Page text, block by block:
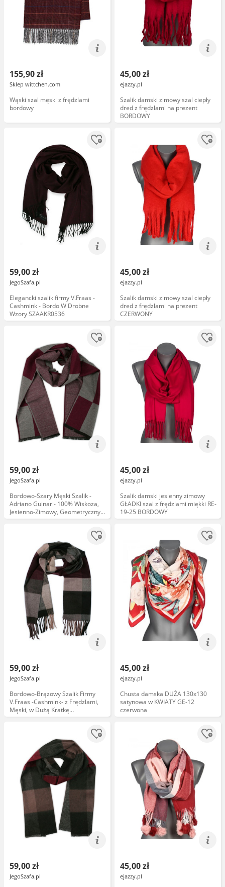
155,90 zł
Sklep wittchen.com
Wąski szal męski z frędzlami
bordowy
45,00 zł
ejazzy.pl
Szalik damski zimowy szal ciepły
dred z frędzlami na prezent
BORDOWY
59,00 zł
JegoSzafa.pl
Elegancki szalik firmy V.Fraas -
Cashmink - Bordo W Drobne
Wzory SZAAKR0536
45,00 zł
ejazzy.pl
Szalik damski zimowy szal ciepły
dred z frędzlami na prezent
CZERWONY
59,00 zł
JegoSzafa.pl
Bordowo-Szary Męski Szalik -
Adriano Guinari- 100% Wiskoza,
Jesienno-Zimowy, Geometryczny
SZAADG0095
45,00 zł
ejazzy.pl
Szalik damski jesienny zimowy
GŁADKI szal z frędzlami miękki RE-
19-25 BORDOWY
59,00 zł
JegoSzafa.pl
Bordowo-Brązowy Szalik Firmy
V.Fraas -Cashmink- z Frędzlami,
Męski, w Dużą Kratkę
SZAAKR0737
45,00 zł
ejazzy.pl
Chusta damska DUŻA 130x130
satynowa w KWIATY GE-12
czerwona
59,00 zł
JegoSzafa.pl
45,00 zł
ejazzy.pl